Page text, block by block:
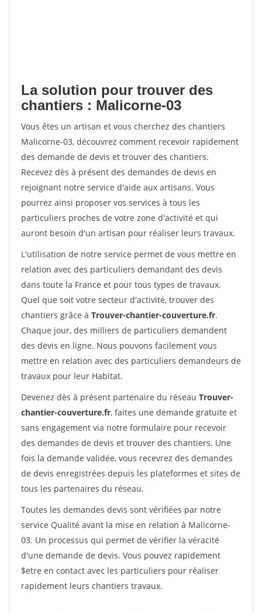
La solution pour trouver des
chantiers : Malicorne-03
Vous êtes un artisan et vous cherchez des chantiers
Malicorne-03, découvrez comment recevoir rapidement
des demande de devis et trouver des chantiers.
Recevez dès à présent des demandes de devis en
rejoignant notre service d'aide aux artisans. Vous
pourrez ainsi proposer vos services à tous les
particuliers proches de votre zone d'activité et qui
auront besoin d'un artisan pour réaliser leurs travaux.
L'utilisation de notre service permet de vous mettre en
relation avec des particuliers demandant des devis
dans toute la France et pour tous types de travaux.
Quel que soit votre secteur d'activité, trouver des
chantiers grâce à Trouver-chantier-couverture.fr.
Chaque jour, des milliers de particuliers demandent
des devis en ligne. Nous pouvons facilement vous
mettre en relation avec des particuliers demandeurs de
travaux pour leur Habitat.
Devenez dès à présent partenaire du réseau Trouver-
chantier-couverture.fr, faites une demande gratuite et
sans engagement via notre formulaire pour recevoir
des demandes de devis et trouver des chantiers. Une
fois la demande validée, vous recevrez des demandes
de devis enregistrées depuis les plateformes et sites de
tous les partenaires du réseau.
Toutes les demandes devis sont vérifiées par notre
service Qualité avant la mise en relation à Malicorne-
03. Un processus qui permet de vérifier la véracité
d'une demande de devis. Vous pouvez rapidement
$etre en contact avec les particuliers pour réaliser
rapidement leurs chantiers travaux.